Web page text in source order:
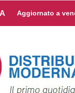
Aggiornato a